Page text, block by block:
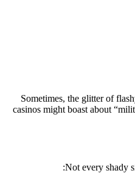
Sometimes, the glitter of
casinos might boast about
Not every shady